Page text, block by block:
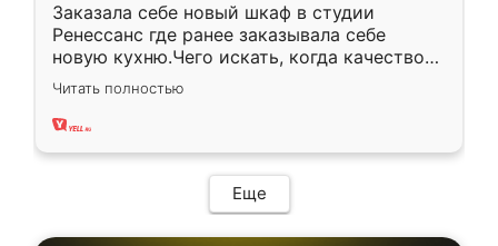
Заказала себе новый шкаф в студии
Ренессанс где ранее заказывала себе
новую кухню.Чего искать, когда качеством
вполне довольна. Служит кухня уже почти
два года, нареканий нет.
Читать полностью
Еще